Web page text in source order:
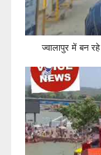
ज्वालापुर में बन